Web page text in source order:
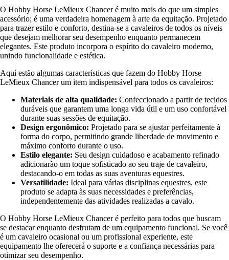
O Hobby Horse LeMieux Chancer é muito mais do que um simples
acessório; é uma verdadeira homenagem à arte da equitação. Projetado
para trazer estilo e conforto, destina-se a cavaleiros de todos os níveis
que desejam melhorar seu desempenho enquanto permanecem
elegantes. Este produto incorpora o espírito do cavaleiro moderno,
unindo funcionalidade e estética.
Aquí estão algumas características que fazem do Hobby Horse
LeMieux Chancer um item indispensável para todos os cavaleiros:
Materiais de alta qualidade: Confeccionado a partir de tecidos
duráveis que garantem uma longa vida útil e um uso confortável
durante suas sessões de equitação.
Design ergonômico: Projetado para se ajustar perfeitamente à
forma do corpo, permitindo grande liberdade de movimento e
máximo conforto durante o uso.
Estilo elegante: Seu design cuidadoso e acabamento refinado
adicionarão um toque sofisticado ao seu traje de cavaleiro,
destacando-o em todas as suas aventuras equestres.
Versatilidade: Ideal para várias disciplinas equestres, este
produto se adapta às suas necessidades e preferências,
independentemente das atividades realizadas a cavalo.
O Hobby Horse LeMieux Chancer é perfeito para todos que buscam
se destacar enquanto desfrutam de um equipamento funcional. Se você
é um cavaleiro ocasional ou um profissional experiente, este
equipamento lhe oferecerá o suporte e a confiança necessárias para
otimizar seu desempenho.